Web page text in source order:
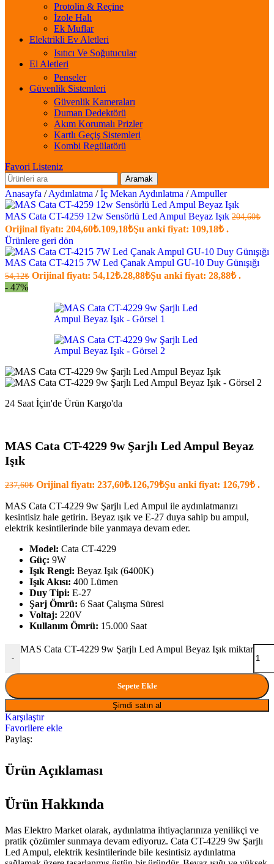
Protolin & Reçine
İzole Halı
Ek Muflar
Elektrikli Ev Aletleri
Isıtıcı Ve Soğutucular
El Aletleri
Penseler
Güvenlik Sistemleri
Güvenlik Kameraları
Duman Dedektörü
Akım Korumalı Prizler
Kartlı Geçiş Sistemleri
Kombi Regülatörü
Favori Listeniz
Aramak
Anasayfa / Aydınlatma / İç Mekan Aydınlatma / Ampuller
MAS Cata CT-4259 12w Sensörlü Led Ampul Beyaz Işık 204,60₺
Orijinal fiyatı: 204,60₺.109,18₺Şu anki fiyat: 109,18₺ .
Ürünlere geri dön
MAS Cata CT-4215 7W Led Çanak Ampul GU-10 Duy Günışığı
54,12₺ Orijinal fiyatı: 54,12₺.28,88₺Şu anki fiyat: 28,88₺ .
- 47%
24 Saat İçin'de Ürün Kargo'da
MAS Cata CT-4229 9w Şarjlı Led Ampul Beyaz
Işık
237,60₺ Orijinal fiyatı: 237,60₺.126,79₺Şu anki fiyat: 126,79₺ .
MAS Cata CT-4229 9w Şarjlı Led Ampul ile aydınlatmanızı
kesintisiz hale getirin. Beyaz ışık ve E-27 duya sahip bu ampul,
elektrik kesintilerinde bile yanmaya devam eder.
Model: Cata CT-4229
Güç: 9W
Işık Rengi: Beyaz Işık (6400K)
Işık Akısı: 400 Lümen
Duy Tipi: E-27
Şarj Ömrü: 6 Saat Çalışma Süresi
Voltaj: 220V
Kullanım Ömrü: 15.000 Saat
-
MAS Cata CT-4229 9w Şarjlı Led Ampul Beyaz Işık miktar
Sepete Ekle
Şimdi satın al
Karşılaştır
Favorilere ekle
Paylaş:
Ürün Açıklaması
Ürün Hakkında
Mas Elektro Market olarak, aydınlatma ihtiyaçlarınıza yenilikçi ve
pratik çözümler sunmaya devam ediyoruz. Cata CT-4229 9w Şarjlı
Led Ampul, elektrik kesintilerinde bile kesintisiz aydınlatma